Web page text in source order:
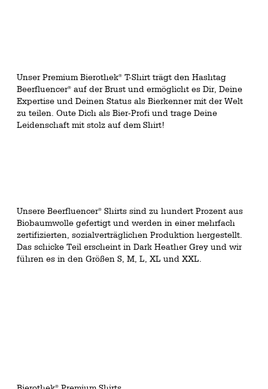
Unser Premium Bierothek® T-Shirt trägt den Hashtag
Beerfluencer® auf der Brust und ermöglicht es Dir, Deine
Expertise und Deinen Status als Bierkenner mit der Welt
zu teilen. Oute Dich als Bier-Profi und trage Deine
Leidenschaft mit stolz auf dem Shirt!
Unsere Beerfluencer® Shirts sind zu hundert Prozent aus
Biobaumwolle gefertigt und werden in einer mehrfach
zertifizierten, sozialverträglichen Produktion hergestellt.
Das schicke Teil erscheint in Dark Heather Grey und wir
führen es in den Größen S, M, L, XL und XXL.
®